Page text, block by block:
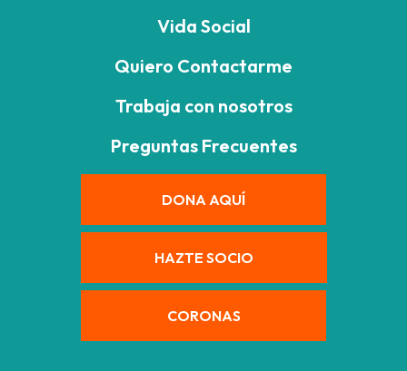
Vida Social
Quiero Contactarme
Trabaja con nosotros
Preguntas Frecuentes
DONA AQUÍ
HAZTE SOCIO
CORONAS